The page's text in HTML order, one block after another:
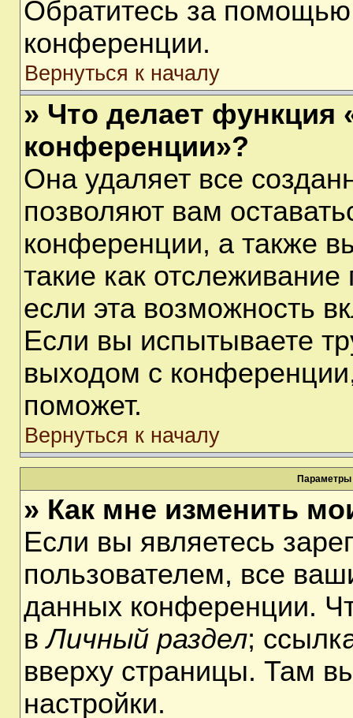
Обратитесь за помощью
конференции.
Вернуться к началу
» Что делает функция
конференции»?
Она удаляет все
позволяют вам
конференции, а также
такие как
если эта возможность
Если вы испытываете
выходом с
поможет.
Вернуться к началу
Параметры
» Как мне изменить
Если вы являетесь
пользователем, все
данных конференции.
вЛичный раздел;
вверху страницы. Там
настройки.